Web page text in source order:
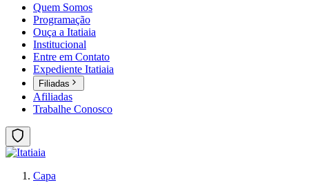
Quem Somos
Programação
Ouça a Itatiaia
Institucional
Entre em Contato
Expediente Itatiaia
Filiadas
Afiliadas
Trabalhe Conosco
Capa